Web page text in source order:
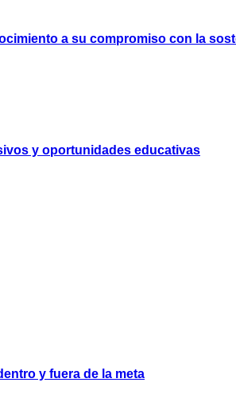
a su compromiso con la
y oportunidades educativas
y fuera de la meta